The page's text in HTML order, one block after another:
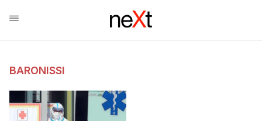
BARONISSI